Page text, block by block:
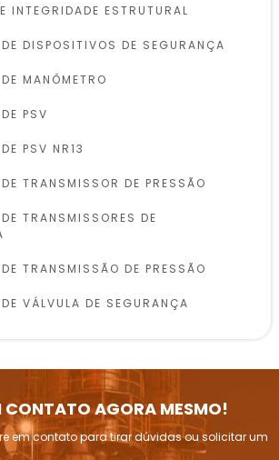
INTEGRIDADE ESTRUTURAL
DISPOSITIVOS DE SEGURANÇA
MANÔMETRO
PSV
PSV NR13
TRANSMISSOR DE PRESSÃO
TRANSMISSORES DE
TRANSMISSÃO DE PRESSÃO
VÁLVULA DE SEGURANÇA
VASOS DE PRESSÃO
DE VÁLVULAS DE
CONTATO AGORA MESMO!
em contato para tirar dúvidas ou solicitar um